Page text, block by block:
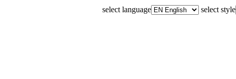
select language
select style